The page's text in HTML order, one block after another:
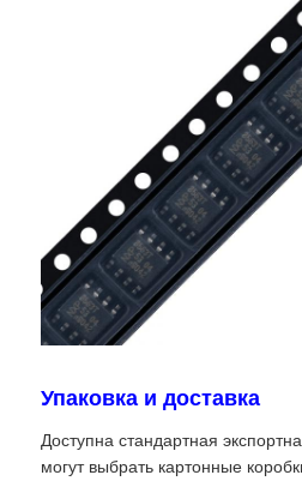
Радиочастотные
Электронные компоненты
Программирование ПЛК
Модуль GPS
Модуль питания
Упаковка и доставка
Доступна стандартная
могут выбрать картонные